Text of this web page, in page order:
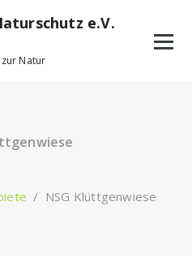
Natur
/ NSG Klüttgenwiese